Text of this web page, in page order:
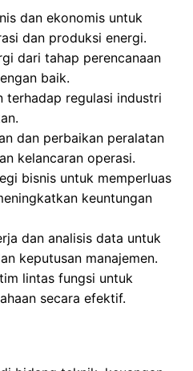
dan ekonomis untuk
dan produksi energi.
dari tahap perencanaan
baik.
terhadap regulasi industri
dan perbaikan peralatan
kelancaran operasi.
bisnis untuk memperluas
keuntungan
dan analisis data untuk
keputusan manajemen.
lintas fungsi untuk
secara efektif.